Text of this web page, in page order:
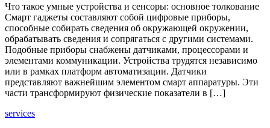
такое
умные
устройства
и
сенсоры:
основное
толкование
Что такое умные устройства и сенсоры: основное толкование
Смарт гаджеты составляют собой цифровые приборы,
способные собирать сведения об окружающей окружении,
обрабатывать сведения и сопрягаться с другими системами.
Подобные приборы снабжены датчиками, процессорами и
элементами коммуникации. Устройства трудятся независимо
или в рамках платформ автоматизации. Датчики
представляют важнейшим элементом смарт аппаратуры. Эти
части трансформируют физические показатели в […]
services